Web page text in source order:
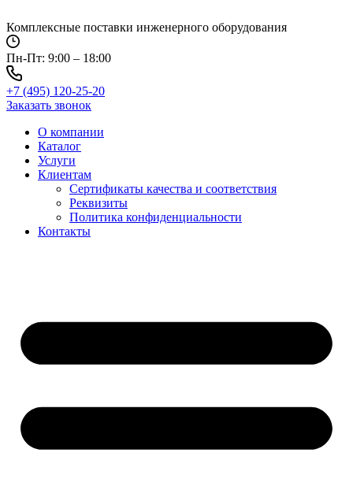
к
содержимому
Комплексные поставки инженерного оборудования
Пн-Пт: 9:00 – 18:00
+7 (495) 120-25-20
Заказать звонок
О компании
Каталог
Услуги
Клиентам
Сертификаты качества и соответствия
Реквизиты
Политика конфиден­циальности
Контакты